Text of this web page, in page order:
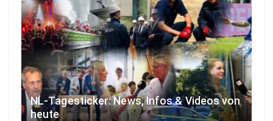
NL-Tagesticker: News, Infos & Videos von
heute